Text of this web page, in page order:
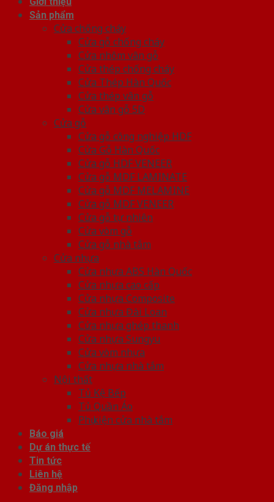
Sản phẩm
Cửa chống cháy
Cửa gỗ chống cháy
Cửa nhôm vân gỗ
Cửa thép chống cháy
Cửa Thép Hàn Quốc
Cửa thép vân gỗ
Cửa vân gỗ 5D
Cửa gỗ
Cửa gỗ công nghiệp HDF
Cửa Gỗ Hàn Quốc
Cửa gỗ HDF VENEER
Cửa gỗ MDF LAMINATE
Cửa gỗ MDF MELAMINE
Cửa gỗ MDF VENEER
Cửa gỗ tự nhiên
Cửa vòm gỗ
Cửa gỗ nhà tắm
Cửa nhựa
Cửa nhựa ABS Hàn Quốc
Cửa nhựa cao cấp
Cửa nhựa Composite
Cửa nhựa Đài Loan
Cửa nhựa ghép thanh
Cửa nhựa Sungyu
Cửa vòm nhựa
Cửa nhựa nhà tắm
Nội thất
Tủ Kệ Bếp
Tủ Quần Áo
Phụ kiện cửa nhà tắm
Báo giá
Dự án thực tế
Tin tức
Liên hệ
Đăng nhập